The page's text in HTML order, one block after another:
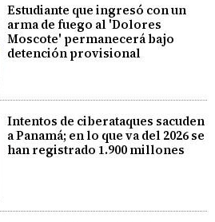
Estudiante que ingresó con un
arma de fuego al 'Dolores
Moscote' permanecerá bajo
detención provisional
Intentos de ciberataques sacuden
a Panamá; en lo que va del 2026 se
han registrado 1.900 millones